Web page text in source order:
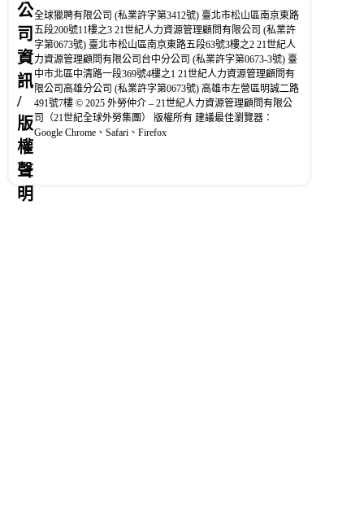
公
司
資
訊
/
版
權
聲
明
全球獵聘有限公司 (私業許字第3412號) 臺北市松山區南京東路
五段200號11樓之3 21世紀人力資源管理顧問有限公司 (私業許
字第0673號) 臺北市松山區南京東路五段63號3樓之2 21世紀人
力資源管理顧問有限公司台中分公司 (私業許字第0673-3號) 臺
中市北區中清路一段369號4樓之1 21世紀人力資源管理顧問有
限公司高雄分公司 (私業許字第0673號) 高雄市左營區明誠二路
491號7樓 © 2025 外勞仲介 – 21世紀人力資源管理顧問有限公
司（21世紀全球外勞集團） 版權所有 建議最佳瀏覽器：
Google Chrome、Safari、Firefox